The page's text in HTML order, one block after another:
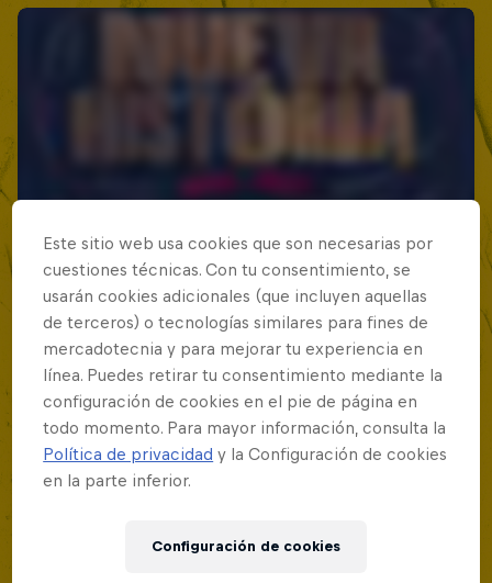
Este sitio web usa cookies que son necesarias por
cuestiones técnicas. Con tu consentimiento, se
usarán cookies adicionales (que incluyen aquellas
de terceros) o tecnologías similares para fines de
mercadotecnia y para mejorar tu experiencia en
línea. Puedes retirar tu consentimiento mediante la
configuración de cookies en el pie de página en
todo momento. Para mayor información, consulta la
Política de privacidad y la Configuración de cookies
en la parte inferior.
Configuración de cookies